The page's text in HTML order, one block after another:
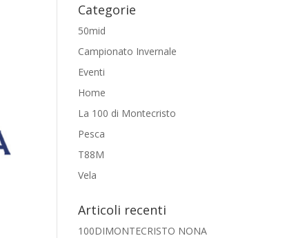
Categorie
50mid
Campionato Invernale
Eventi
Home
La 100 di Montecristo
Pesca
T88M
Vela
Articoli recenti
100DIMONTECRISTO NONA